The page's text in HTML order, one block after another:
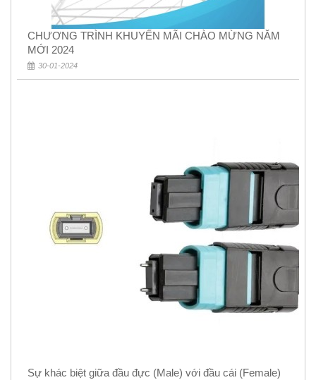
CHƯƠNG TRÌNH KHUYẾN MÃI CHÀO MỪNG NĂM
MỚI 2024
30-01-2024
Sự khác biệt giữa đầu đực (Male) với đầu cái (Female)